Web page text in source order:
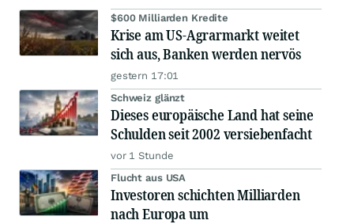
$600 Milliarden Kredite
Krise am US-Agrarmarkt weitet
sich aus, Banken werden nervös
gestern 17:01
Schweiz glänzt
Dieses europäische Land hat seine
Schulden seit 2002 versiebenfacht
vor 1 Stunde
Flucht aus USA
Investoren schichten Milliarden
nach Europa um